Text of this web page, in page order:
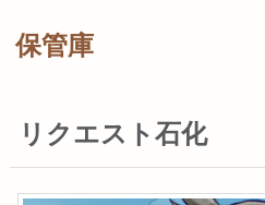
保管庫
リクエスト石化